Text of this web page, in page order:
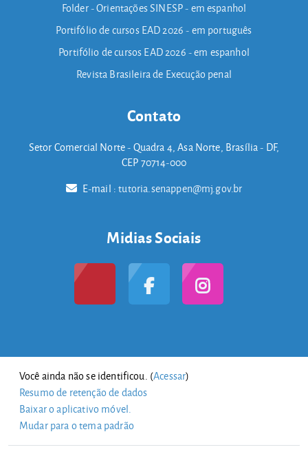
Folder - Orientações SINESP - em espanhol
Portifólio de cursos EAD 2026 - em português
Portifólio de cursos EAD 2026 - em espanhol
Revista Brasileira de Execução penal
Contato
Setor Comercial Norte - Quadra 4, Asa Norte, Brasília - DF,
CEP 70714-000
E-mail :tutoria.senappen@mj.gov.br
Midias Sociais
Você ainda não se identificou. (Acessar)
Resumo de retenção de dados
Baixar o aplicativo móvel.
Mudar para o tema padrão